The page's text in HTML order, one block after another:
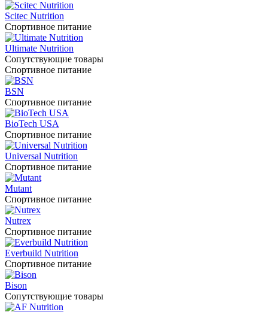
Scitec Nutrition
Спортивное питание
Ultimate Nutrition
Сопутствующие товары
Спортивное питание
BSN
Спортивное питание
BioTech USA
Спортивное питание
Universal Nutrition
Спортивное питание
Mutant
Спортивное питание
Nutrex
Спортивное питание
Everbuild Nutrition
Спортивное питание
Bison
Сопутствующие товары